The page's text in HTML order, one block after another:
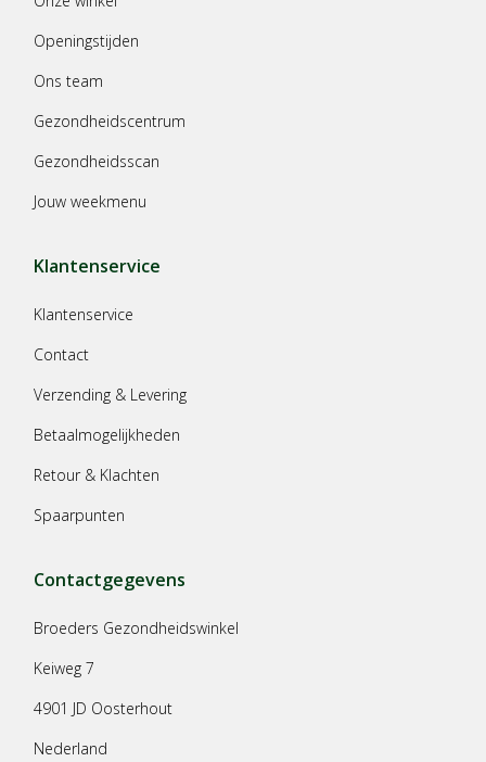
Openingstijden
Ons team
Gezondheidscentrum
Gezondheidsscan
Jouw weekmenu
Klantenservice
Klantenservice
Contact
Verzending & Levering
Betaalmogelijkheden
Retour & Klachten
Spaarpunten
Contactgegevens
Broeders Gezondheidswinkel
Keiweg 7
4901 JD Oosterhout
Nederland